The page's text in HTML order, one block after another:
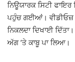
ਨਿਊਯਾਰਕ ਸਿਟੀ ਫਾਇਰ
ਪਹੁੰਚ ਗਈਆਂ। ਵੀਡੀਓਜ਼
ਨਿਕਲਦਾ ਦਿਖਾਈ
ਅੱਗ ‘ਤੇ ਕਾਬੂ ਪਾ ਲਿਆ।